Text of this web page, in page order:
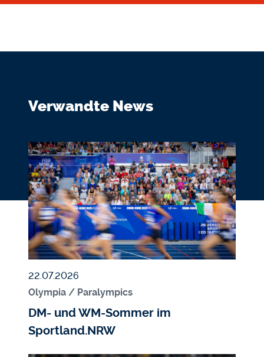
Verwandte News
Bildmedium
Bild
Veröffentlicht am
22.07.2026
Olympia / Paralympics
DM- und WM-Sommer im
Sportland.NRW